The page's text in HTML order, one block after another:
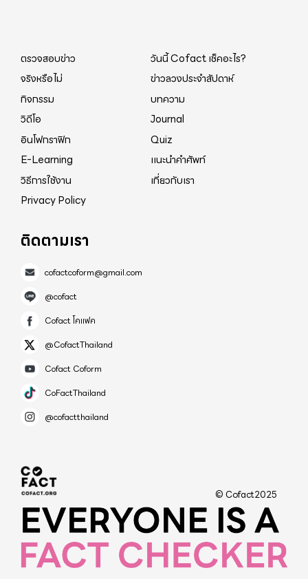
ตรวจสอบข่าว
วันนี้ Cofact เช็คอะไร?
จริงหรือไม่
ข่าวลวงประจำสัปดาห์
กิจกรรม
บทความ
วิดีโอ
Journal
อินโฟกราฟิก
Quiz
E-Learning
แนะนำคำศัพท์
วิธีการใช้งาน
เกี่ยวกับเรา
Privacy Policy
ติดตามเรา
cofactcoform@gmail.com
@cofact
Cofact โคแฟค
@CofactThailand
Cofact Coform
CoFactThailand
@cofactthailand
© Cofact2025